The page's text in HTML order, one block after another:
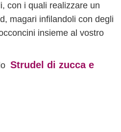
con i quali realizzare un
magari infilandoli con degli
insieme al vostro
Strudel di zucca e